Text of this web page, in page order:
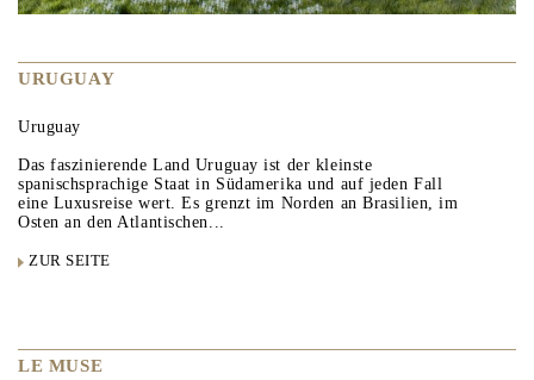
URUGUAY
Uruguay
Das faszinierende Land Uruguay ist der kleinste
spanischsprachige Staat in Südamerika und auf jeden Fall
eine Luxusreise wert. Es grenzt im Norden an Brasilien, im
Osten an den Atlantischen...
ZUR SEITE
LE MUSE